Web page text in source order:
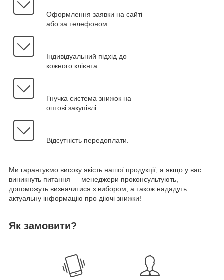
Оформлення заявки на сайті
або за телефоном.
Індивідуальний підхід до
кожного клієнта.
Гнучка система знижок на
оптові закупівлі.
Відсутність передоплати.
Ми гарантуємо високу якість нашої продукції, а якщо у вас
виникнуть питання — менеджери проконсультують,
допоможуть визначитися з вибором, а також нададуть
актуальну інформацію про діючі знижки!
Як замовити?